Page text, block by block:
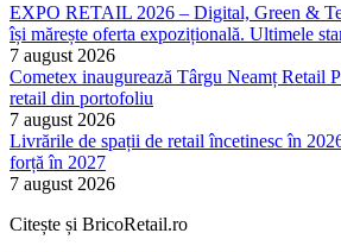
EXPO RETAIL 2026 – Digital, Green &
își mărește oferta expozițională. Ultimele
7 august 2026
Cometex inaugurează Târgu Neamț Retail
retail din portofoliu
7 august 2026
Livrările de spații de retail încetinesc în
forță în 2027
7 august 2026
Citește și BricoRetail.ro